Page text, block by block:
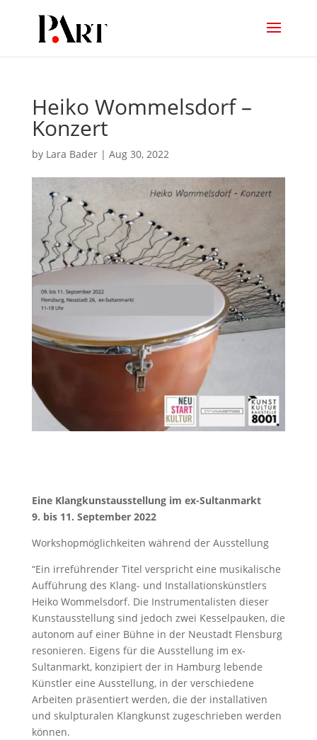
Heiko Wommelsdorf –
Konzert
by Lara Bader| Aug 30, 2022
Eine Klangkunstausstellung im ex-Sultanmarkt
9. bis 11. September 2022
Workshopmöglichkeiten während der Ausstellung
“Ein irreführender Titel verspricht eine musikalische
Aufführung des Klang- und Installationskünstlers
Heiko Wommelsdorf. Die Instrumentalisten dieser
Kunstausstellung sind jedoch zwei Kesselpauken, die
autonom auf einer Bühne in der Neustadt Flensburg
resonieren. Eigens für die Ausstellung im ex-
Sultanmarkt, konzipiert der in Hamburg lebende
Künstler eine Ausstellung, in der verschiedene
Arbeiten präsentiert werden, die der installativen
und skulpturalen Klangkunst zugeschrieben werden
können.